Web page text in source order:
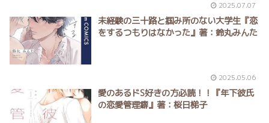
2025.07.07
未経験の三十路と掴み所のない大学生『恋
をするつもりはなかった』著：鈴丸みんた
2025.05.06
愛のあるドS好きの方必読！！『年下彼氏
の恋愛管理癖』著：桜日梯子